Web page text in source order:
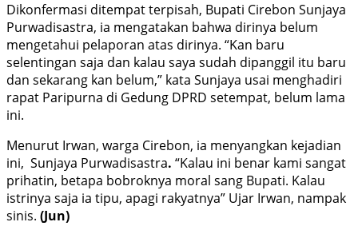
Dikonfermasi ditempat terpisah, Bupati Cirebon Sunjaya
Purwadisastra, ia mengatakan bahwa dirinya belum
mengetahui pelaporan atas dirinya. “Kan baru
selentingan saja dan kalau saya sudah dipanggil itu baru
dan sekarang kan belum,” kata Sunjaya usai menghadiri
rapat Paripurna di Gedung DPRD setempat, belum lama
ini.
Menurut Irwan, warga Cirebon, ia menyangkan kejadian
ini, Sunjaya Purwadisastra. “Kalau ini benar kami sangat
prihatin, betapa bobroknya moral sang Bupati. Kalau
istrinya saja ia tipu, apagi rakyatnya” Ujar Irwan, nampak
sinis. (Jun)